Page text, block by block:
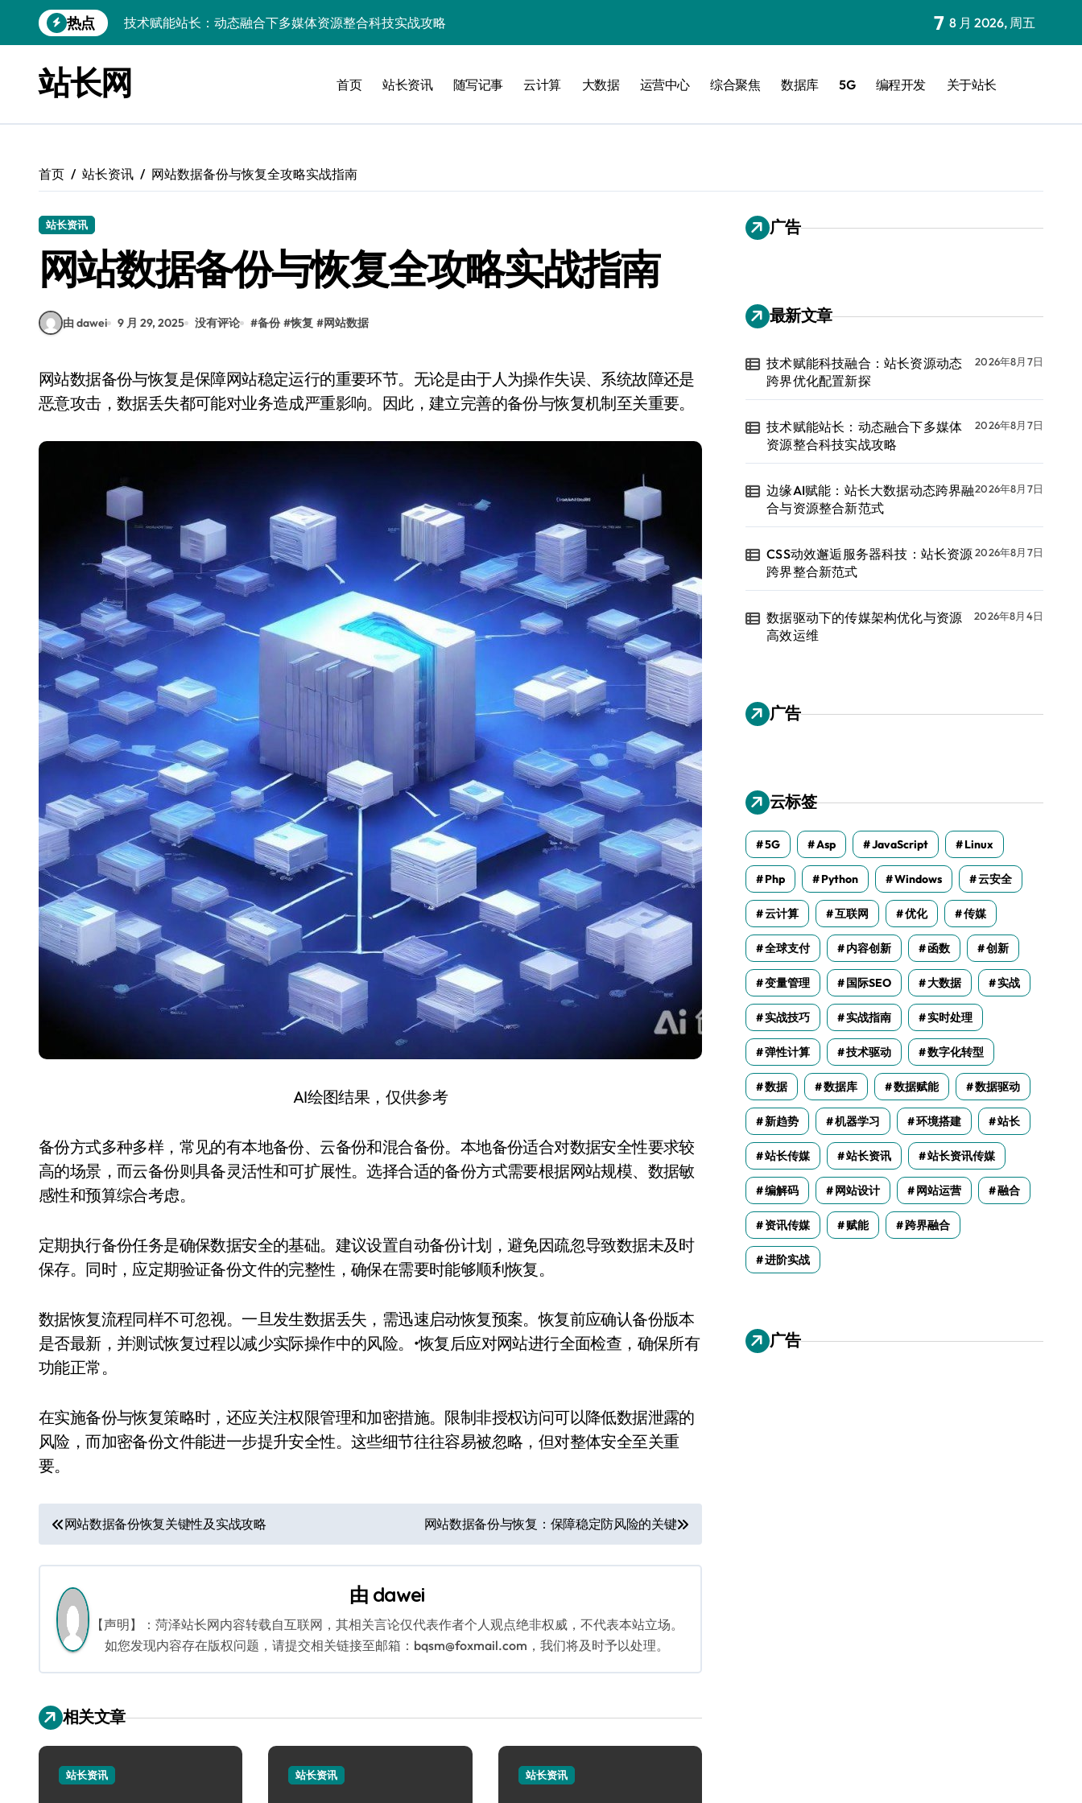
到
热点
边缘AI赋能：站长大数据动态跨界融合与资源整合新范式
数据驱动下的传媒架构优化与资源高效运维
数据驱动内容革新：站长运营新范式
数据驱动传媒革新：技术视角下的资讯新洞察
数据驱动传媒革新：站长五大核心策略
技术赋能科技融合：站长资源动态跨界优化配置新探
7 8 月 2026, 周五
站长网 首页 站长资讯 随写记事 云计算 大数据 运营中心 综合聚焦 数据库 5G 编程开发 关于站长
首页 站长资讯 网站数据备份与恢复全攻略实战指南
站长资讯
网站数据备份与恢复全攻略实战指南
由 dawei 9 月 29, 2025 没有评论 #备份 #恢复 #网站数据
网站数据备份与恢复是保障网站稳定运行的重要环节。无论是由于人为操作失误、系统故障还是
恶意攻击，数据丢失都可能对业务造成严重影响。因此，建立完善的备份与恢复机制至关重要。
AI绘图结果，仅供参考
备份方式多种多样，常见的有本地备份、云备份和混合备份。本地备份适合对数据安全性要求较
高的场景，而云备份则具备灵活性和可扩展性。选择合适的备份方式需要根据网站规模、数据敏
感性和预算综合考虑。
定期执行备份任务是确保数据安全的基础。建议设置自动备份计划，避免因疏忽导致数据未及时
保存。同时，应定期验证备份文件的完整性，确保在需要时能够顺利恢复。
数据恢复流程同样不可忽视。一旦发生数据丢失，需迅速启动恢复预案。恢复前应确认备份版本
是否最新，并测试恢复过程以减少实际操作中的风险。•恢复后应对网站进行全面检查，确保所有
功能正常。
在实施备份与恢复策略时，还应关注权限管理和加密措施。限制非授权访问可以降低数据泄露的
风险，而加密备份文件能进一步提升安全性。这些细节往往容易被忽略，但对整体安全至关重
要。
文
章
导
航
网站数据备份恢复关键性及实战攻略 网站数据备份与恢复：保障稳定防风险的关键
由 dawei
【声明】：菏泽站长网内容转载自互联网，其相关言论仅代表作者个人观点绝非权威，不代表本站立场。
如您发现内容存在版权问题，请提交相关链接至邮箱：bqsm@foxmail.com，我们将及时予以处理。
相关文章
站长资讯 站长资讯 站长资讯
广告
最新文章
技术赋能科技融合：站长资源动态
跨界优化配置新探
2026年8月7日
技术赋能站长：动态融合下多媒体
资源整合科技实战攻略
2026年8月7日
边缘AI赋能：站长大数据动态跨界融
合与资源整合新范式
2026年8月7日
CSS动效邂逅服务器科技：站长资源
跨界整合新范式
2026年8月7日
数据驱动下的传媒架构优化与资源
高效运维
2026年8月4日
广告
云标签
5G Asp JavaScript Linux
Php Python Windows 云安全
云计算 互联网 优化 传媒
全球支付 内容创新 函数 创新
变量管理 国际SEO 大数据 实战
实战技巧 实战指南 实时处理
弹性计算 技术驱动 数字化转型
数据 数据库 数据赋能 数据驱动
新趋势 机器学习 环境搭建 站长
站长传媒 站长资讯 站长资讯传媒
编解码 网站设计 网站运营 融合
资讯传媒 赋能 跨界融合
进阶实战
广告